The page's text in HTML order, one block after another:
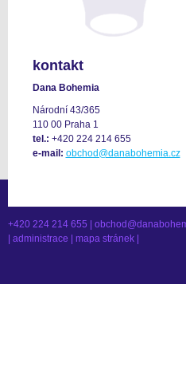
kontakt
Dana Bohemia
Národní 43/365
110 00 Praha 1
tel.: +420 224 214 655
e-mail: obchod@danabohemia.cz
+420 224 214 655 |
administrace mapa stránek|